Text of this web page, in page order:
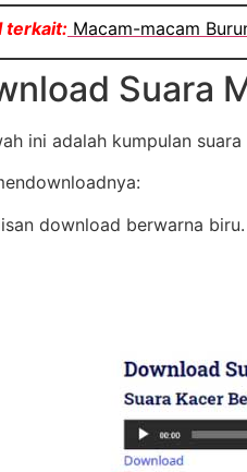
terkait: Macam-macam
Suara
ini adalah kumpulan
download berwarna biru.